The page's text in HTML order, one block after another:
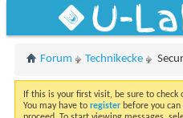
U-
Forum Technikecke
If this is your first visit, be sure to check
You may have to register before you